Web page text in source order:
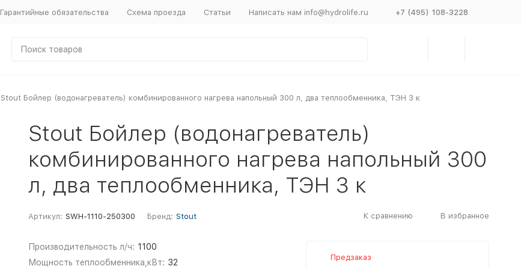
Гарантийные обязательства Схема проезда Статьи Написать нам info@hydrolife.ru +7 (495) 108-3228
Stout Бойлер (водонагреватель) комбинированного нагрева напольный 300 л, два теплообменника, ТЭН 3 к
Stout Бойлер (водонагреватель)
комбинированного нагрева напольный 300
л, два теплообменника, ТЭН 3 к
Артикул: SWH-1110-250300 Бренд: Stout К сравнению В избранное
Производительность л/ч: 1100
Мощность теплообменника,кВт: 32
Предзаказ